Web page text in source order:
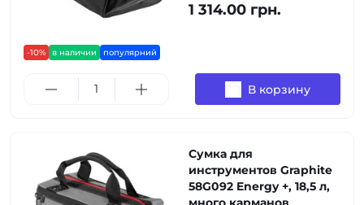
-10% в наличии популярний
1 314.00 грн.
В корзину
Сумка для
инструментов Graphite
58G092 Energy +, 18,5 л,